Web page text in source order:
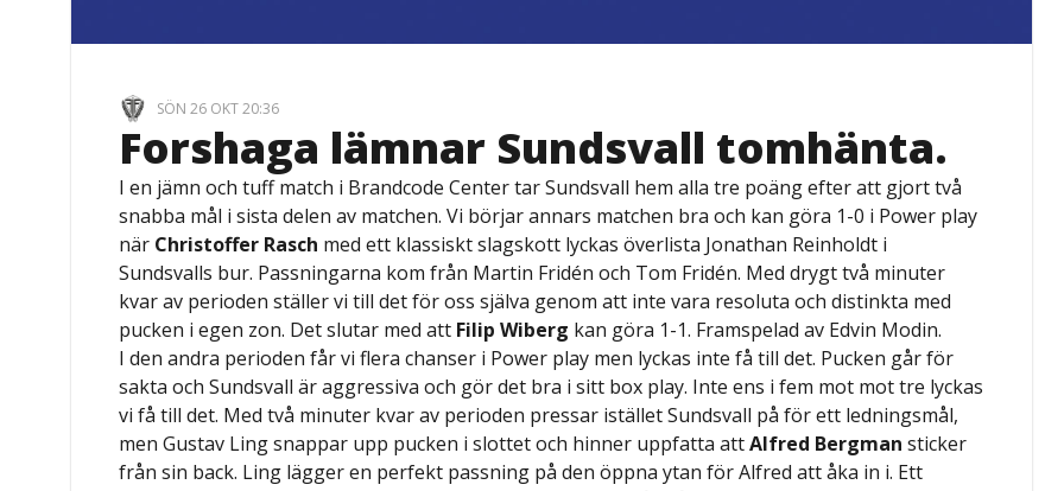
SÖN 26 OKT 20:36
Forshaga lämnar Sundsvall tomhänta.
I en jämn och tuff match i Brandcode Center tar Sundsvall hem alla tre poäng efter att gjort två
snabba mål i sista delen av matchen. Vi börjar annars matchen bra och kan göra 1-0 i Power play
när Christoffer Rasch med ett klassiskt slagskott lyckas överlista Jonathan Reinholdt i
Sundsvalls bur. Passningarna kom från Martin Fridén och Tom Fridén. Med drygt två minuter
kvar av perioden ställer vi till det för oss själva genom att inte vara resoluta och distinkta med
pucken i egen zon. Det slutar med att Filip Wiberg kan göra 1-1. Framspelad av Edvin Modin.
I den andra perioden får vi flera chanser i Power play men lyckas inte få till det. Pucken går för
sakta och Sundsvall är aggressiva och gör det bra i sitt box play. Inte ens i fem mot mot tre lyckas
vi få till det. Med två minuter kvar av perioden pressar istället Sundsvall på för ett ledningsmål,
men Gustav Ling snappar upp pucken i slottet och hinner uppfatta attAlfred Bergman sticker
från sin back. Ling lägger en perfekt passning på den öppna ytan för Alfred att åka in i. Ett